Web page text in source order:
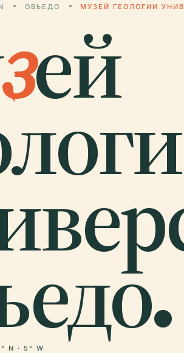
ОВЬЕДО МУЗЕЙ ГЕОЛОГИИ
зей
N · 5° W